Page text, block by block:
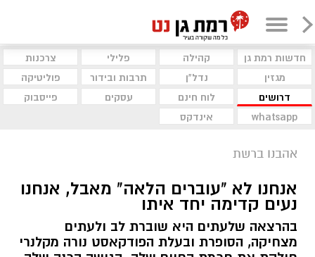
חדשות רמת גן קהילה פלילי
צרכנות
מגזין
נדל"ן תרבות ובידור
פוליטיקה
דרושים
לוח חינם עסקים
פייסבוק
whatsapp
אינדקס
אהבנו ברשת
אנחנו לא "עוברים הלאה" מאבל, אנחנו
נעים קדימה יחד איתו
בהרצאה שלעתים היא שוברת לב ולעתים
מצחיקה, הסופרת ובעלת הפודקאסט נורה מקלנרי